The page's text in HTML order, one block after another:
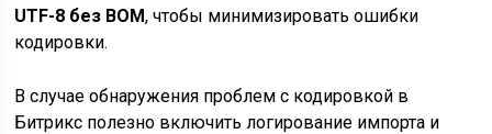
UTF-8 без BOM, чтобы минимизировать ошибки
кодировки.
В случае обнаружения проблем с кодировкой в
Битрикс полезно включить логирование импорта и